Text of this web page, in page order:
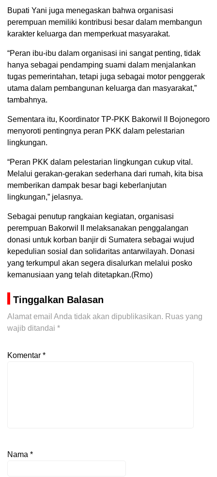
Bupati Yani juga menegaskan bahwa organisasi
perempuan memiliki kontribusi besar dalam membangun
karakter keluarga dan memperkuat masyarakat.
“Peran ibu-ibu dalam organisasi ini sangat penting, tidak
hanya sebagai pendamping suami dalam menjalankan
tugas pemerintahan, tetapi juga sebagai motor penggerak
utama dalam pembangunan keluarga dan masyarakat,”
tambahnya.
Sementara itu, Koordinator TP-PKK Bakorwil II Bojonegoro
menyoroti pentingnya peran PKK dalam pelestarian
lingkungan.
“Peran PKK dalam pelestarian lingkungan cukup vital.
Melalui gerakan-gerakan sederhana dari rumah, kita bisa
memberikan dampak besar bagi keberlanjutan
lingkungan,” jelasnya.
Sebagai penutup rangkaian kegiatan, organisasi
perempuan Bakorwil II melaksanakan penggalangan
donasi untuk korban banjir di Sumatera sebagai wujud
kepedulian sosial dan solidaritas antarwilayah. Donasi
yang terkumpul akan segera disalurkan melalui posko
kemanusiaan yang telah ditetapkan.(Rmo)
Tinggalkan Balasan
Alamat email Anda tidak akan dipublikasikan. Ruas yang
wajib ditandai *
Komentar *
Nama *